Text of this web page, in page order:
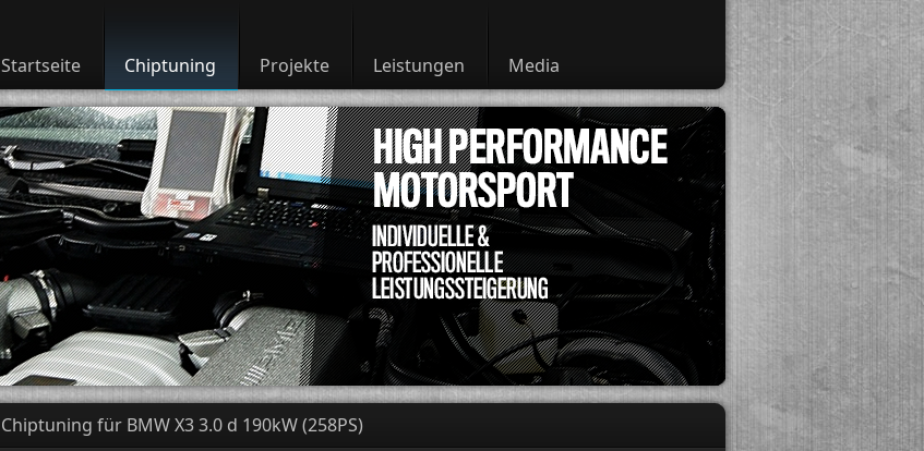
Startseite Chiptuning Projekte Leistungen Media
Chiptuning für BMW X3 3.0 d 190kW (258PS)